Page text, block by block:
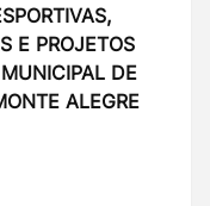
E PROJETOS
DE
ALEGRE